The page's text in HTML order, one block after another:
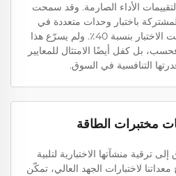
لتقييمات الأداء الصارمة. وقد سمحت
باختبار وحدات متعددة في
الوقت نفسه، مما قلّص وقت الاختبار بنسبة 40٪. ولم يسرّع هذا
بل كفل أيضًا الامتثال للمعايير
التنافسية في السوق.
مختبرات الطاقة
منشآتها الاختبارية لتلبية
لاختبارات الجهد العالي، تمكّن